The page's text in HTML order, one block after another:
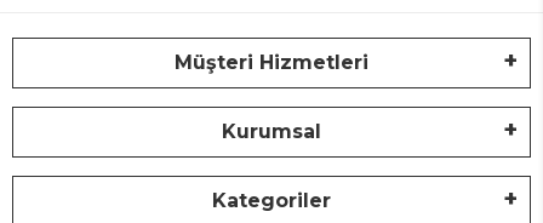
Müşteri Hizmetleri
Kurumsal
Kategoriler